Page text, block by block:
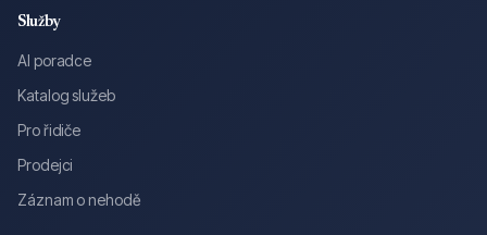
Služby
AI poradce
Katalog služeb
Pro řidiče
Prodejci
Záznam o nehodě